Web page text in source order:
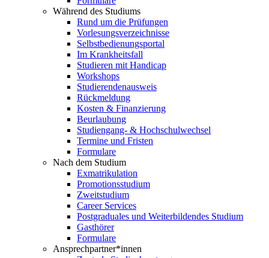
Während des Studiums
Rund um die Prüfungen
Vorlesungsverzeichnisse
Selbstbedienungsportal
Im Krankheitsfall
Studieren mit Handicap
Workshops
Studierendenausweis
Rückmeldung
Kosten & Finanzierung
Beurlaubung
Studiengang- & Hochschulwechsel
Termine und Fristen
Formulare
Nach dem Studium
Exmatrikulation
Promotionsstudium
Zweitstudium
Career Services
Postgraduales und Weiterbildendes Studium
Gasthörer
Formulare
Ansprechpartner*innen